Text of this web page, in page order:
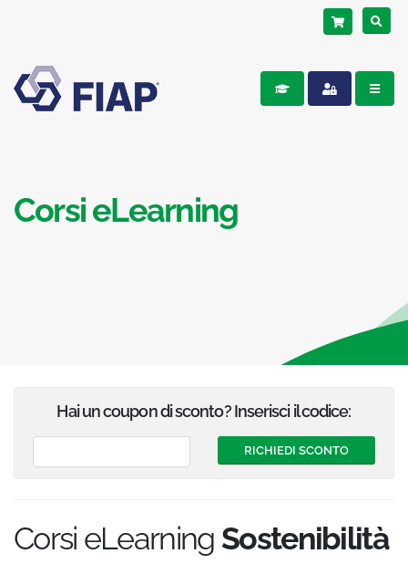
Corsi eLearning
Hai un coupon di sconto? Inserisci il codice:
Corsi eLearning Sostenibilità